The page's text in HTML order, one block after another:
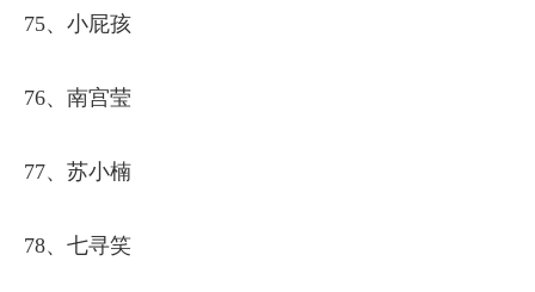
75、小屁孩
76、南宫莹
77、苏小楠
78、七寻笑